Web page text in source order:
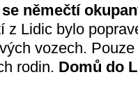
němečtí
z Lidic bylo
vozech.
rodin. Domů do